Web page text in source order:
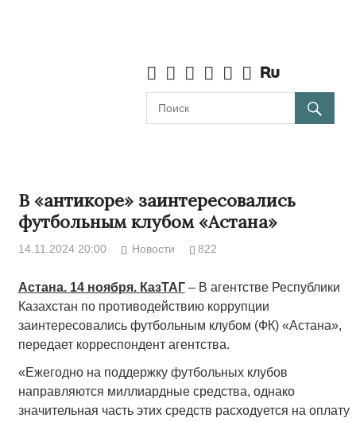
В «антикоре» заинтересовались
футбольным клубом «Астана»
14.11.2024 20:00 Новости 822
Астана. 14 ноября. КазТАГ– В агентстве Республики
Казахстан по противодействию коррупции
заинтересовались футбольным клубом (ФК) «Астана»,
передает корреспондент агентства.
«Ежегодно на поддержку футбольных клубов
направляются миллиардные средства, однако
значительная часть этих средств расходуется на оплату